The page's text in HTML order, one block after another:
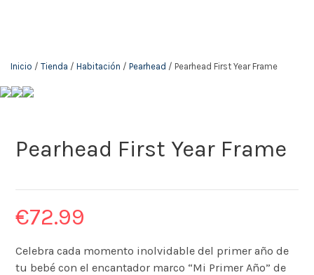
Inicio / Tienda / Habitación / Pearhead / Pearhead First Year Frame
Pearhead First Year Frame
€72.99
Celebra cada momento inolvidable del primer año de
tu bebé con el encantador marco “Mi Primer Año” de